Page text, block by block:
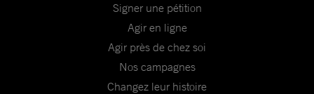
Signer une pétition
Agir en ligne
Agir près de chez soi
Nos campagnes
Changez leur histoire